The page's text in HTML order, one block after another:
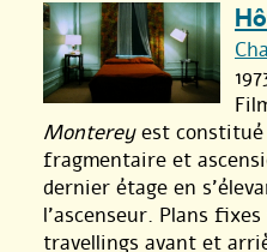
Montereyest
fragmentaire et
dernier étage en
l’ascenseur. Plans
travellings avant et